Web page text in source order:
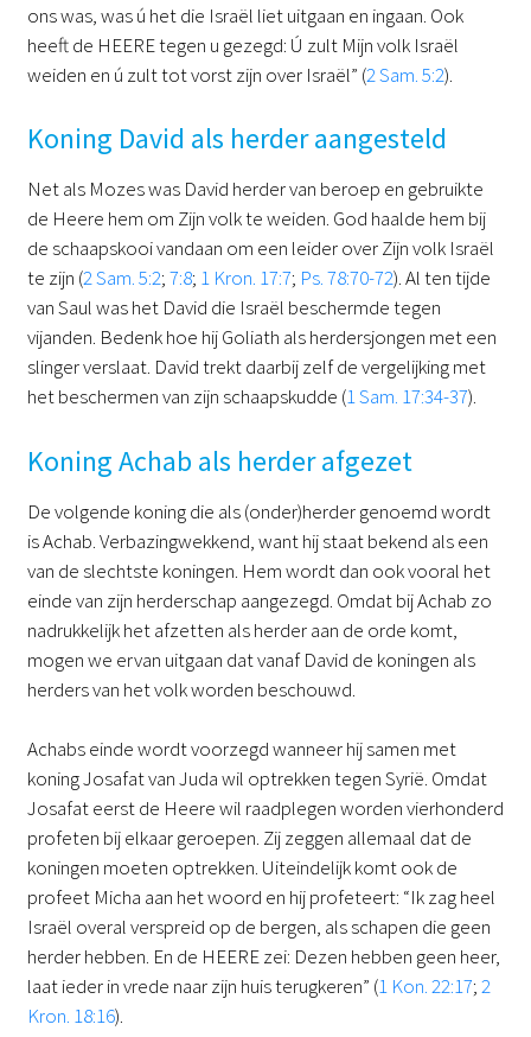
ons was, was ú het die Israël liet uitgaan en ingaan. Ook
heeft de HEERE tegen u gezegd: Ú zult Mijn volk Israël
weiden en ú zult tot vorst zijn over Israël” (2 Sam. 5:2).
Koning David als herder aangesteld
Net als Mozes was David herder van beroep en gebruikte
de Heere hem om Zijn volk te weiden. God haalde hem bij
de schaapskooi vandaan om een leider over Zijn volk Israël
te zijn (2 Sam. 5:2;7:8; 1 Kron. 17:7; Ps. 78:70-72). Al ten tijde
van Saul was het David die Israël beschermde tegen
vijanden. Bedenk hoe hij Goliath als herdersjongen met een
slinger verslaat. David trekt daarbij zelf de vergelijking met
het beschermen van zijn schaapskudde (1 Sam. 17:34-37).
Koning Achab als herder afgezet
De volgende koning die als (onder)herder genoemd wordt
is Achab. Verbazingwekkend, want hij staat bekend als een
van de slechtste koningen. Hem wordt dan ook vooral het
einde van zijn herderschap aangezegd. Omdat bij Achab zo
nadrukkelijk het afzetten als herder aan de orde komt,
mogen we ervan uitgaan dat vanaf David de koningen als
herders van het volk worden beschouwd.
Achabs einde wordt voorzegd wanneer hij samen met
koning Josafat van Juda wil optrekken tegen Syrië. Omdat
Josafat eerst de Heere wil raadplegen worden vierhonderd
profeten bij elkaar geroepen. Zij zeggen allemaal dat de
koningen moeten optrekken. Uiteindelijk komt ook de
profeet Micha aan het woord en hij profeteert: “Ik zag heel
Israël overal verspreid op de bergen, als schapen die geen
herder hebben. En de HEERE zei: Dezen hebben geen heer,
laat ieder in vrede naar zijn huis terugkeren” (1 Kon. 22:17;2
Kron. 18:16).